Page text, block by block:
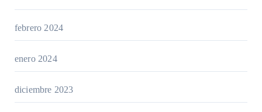
febrero 2024
enero 2024
diciembre 2023